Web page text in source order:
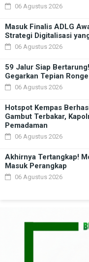
06 Agustus 2026
Masuk Finalis ADLG
Strategi Digitalisasi
06 Agustus 2026
59 Jalur Siap
Gegarkan Tepian
06 Agustus 2026
Hotspot Kempas
Gambut Terbakar,
Pemadaman
06 Agustus 2026
Akhirnya Tertangkap!
Masuk Perangkap
06 Agustus 2026